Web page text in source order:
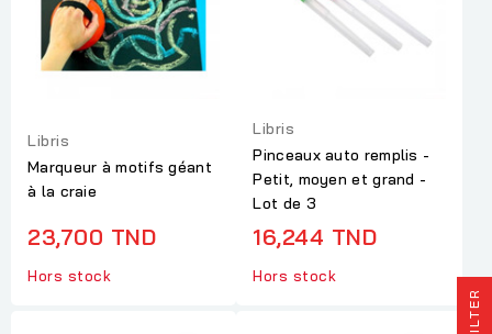
Libris
Marqueur à motifs géant
à la craie
23,700 TND
Hors stock
Libris
Pinceaux auto remplis -
Petit, moyen et grand -
Lot de 3
16,244 TND
Hors stock
R